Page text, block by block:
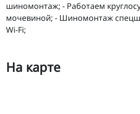
шиномонтаж; - Работаем
мочевиной; - Шиномонтаж
Wi-Fi;
На карте